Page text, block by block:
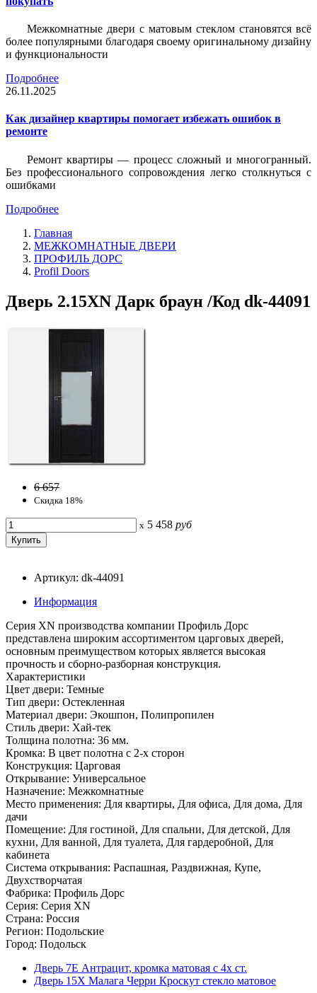
Межкомнатные двери с матовым стеклом становятся всё
более популярными благодаря своему оригинальному дизайну
и функциональности
Подробнее
26.11.2025
Как дизайнер квартиры помогает избежать ошибок в
ремонте
Ремонт квартиры — процесс сложный и многогранный.
Без профессионального сопровождения легко столкнуться с
ошибками
Подробнее
Главная
МЕЖКОМНАТНЫЕ ДВЕРИ
ПРОФИЛЬ ДОРС
Profil Doors
Дверь 2.15ХN Дарк браун /Код dk-44091
6 657
Скидка 18%
x 5 458 руб
Артикул: dk-44091
Информация
Серия ХN производства компании Профиль Дорс
представлена широким ассортиментом царговых дверей,
основным преимуществом которых является высокая
прочность и сборно-разборная конструкция.
Характеристики
Цвет двери: Темные
Тип двери: Остекленная
Материал двери: Экошпон, Полипропилен
Стиль двери: Хай-тек
Толщина полотна: 36 мм.
Кромка: В цвет полотна с 2-х сторон
Конструкция: Царговая
Открывание: Универсальное
Назначение: Межкомнатные
Место применения: Для квартиры, Для офиса, Для дома, Для
дачи
Помещение: Для гостиной, Для спальни, Для детской, Для
кухни, Для ванной, Для туалета, Для гардеробной, Для
кабинета
Система открывания: Распашная, Раздвижная, Купе,
Двухстворчатая
Фабрика: Профиль Дорс
Серия: Серия XN
Страна: Россия
Регион: Подольские
Город: Подольск
Дверь 7Е Антрацит, кромка матовая с 4х ст.
Дверь 15X Малага Черри Кроскут стекло матовое